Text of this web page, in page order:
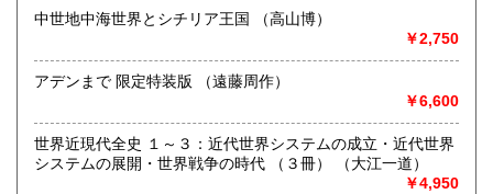
書籍の買取について
☆昭和5年創業。数々の実績と経験で古書・古本を買取致しま
す☆
ご不要になったご蔵書、お引っ越しやリフォーム、ご退官、
故人蔵書のご整理、大量書籍のご処分、量に関わらずお困り
の際はお気軽にご相談ください。詳しくは買取専用サイトを
ご覧ください。
中世地中海世界とシチリア王国 （高山博）
￥2,750
アデンまで 限定特装版 （遠藤周作）
￥6,600
世界近現代全史 １～３：近代世界システムの成立・近代世界
システムの展開・世界戦争の時代 （３冊） （大江一道）
￥4,950